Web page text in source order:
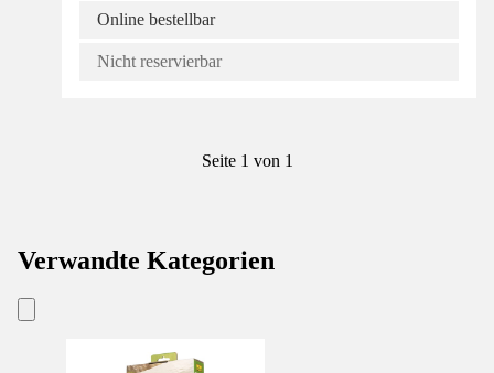
Online bestellbar
Nicht reservierbar
Seite 1 von 1
Verwandte Kategorien